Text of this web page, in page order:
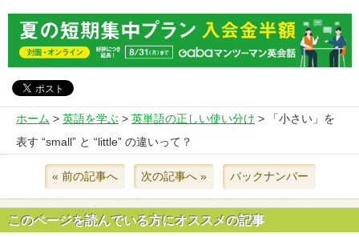
ホーム > 英語を学ぶ > 英単語の正しい使い分け > 「小さい」を
表す “small” と “little” の違いって？
« 前の記事へ 次の記事へ » バックナンバー
このページを読んでいる方にオススメの記事